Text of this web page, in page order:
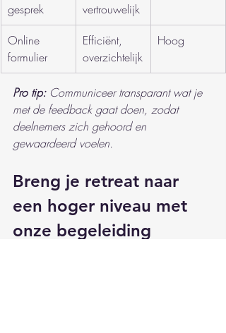
gesprek
vertrouwelijk
Online
formulier
Efficiënt,
overzichtelijk
Hoog
Pro tip: Communiceer transparant wat je
met de feedback gaat doen, zodat
deelnemers zich gehoord en
gewaardeerd voelen.
Breng je retreat naar
een hoger niveau met
onze begeleiding